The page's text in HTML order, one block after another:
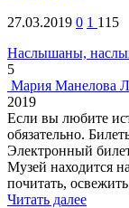
27.03.2019 0 1 115
Наслышаны,
5
Мария Манелова
2019
Если вы любите
обязательно.
Электронный
Музей находится
почитать,
Читать далее